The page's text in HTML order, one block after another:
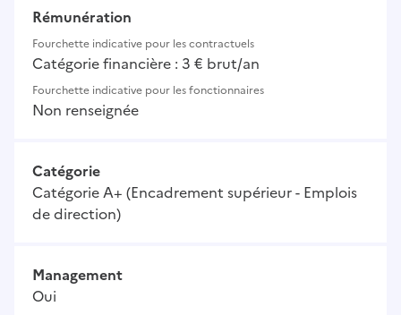
Rémunération
Fourchette indicative pour les contractuels
Catégorie financière : 3 € brut/an
Fourchette indicative pour les fonctionnaires
Non renseignée
Catégorie
Catégorie A+ (Encadrement supérieur - Emplois
de direction)
Management
Oui